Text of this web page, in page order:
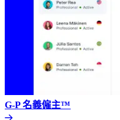
G-P 名義僱主™​​